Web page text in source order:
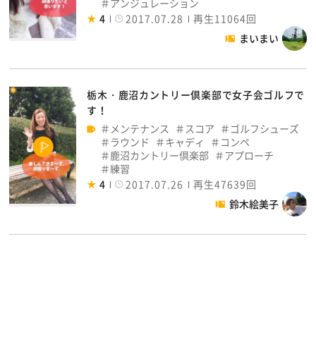
4
2017.07.28
再生11064回
まいまい
栃木・鹿沼カントリー倶楽部で女子会ゴルフで
す！
メンテナンス
スコア
ゴルフシューズ
ラウンド
キャディ
コンペ
鹿沼カントリー倶楽部
アプローチ
練習
4
2017.07.26
再生47639回
鈴木絵美子